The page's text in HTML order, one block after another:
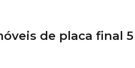
de placa final 5